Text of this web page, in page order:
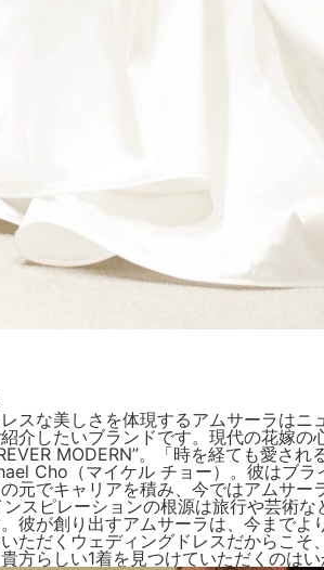
スな美しさを体現するアムサーラは
介したいブランドです。現代の花嫁
MODERN”。「時を経ても愛さ
Cho（マイケル チョー）。彼はブ
元でキャリアを積み、今ではアムサー
スピレーションの根源は旅行や芸術
彼が創り出すアムサーラは、今まで
ただくウェディングドレスだからこ
方らしい1着を見つけていただくのはい